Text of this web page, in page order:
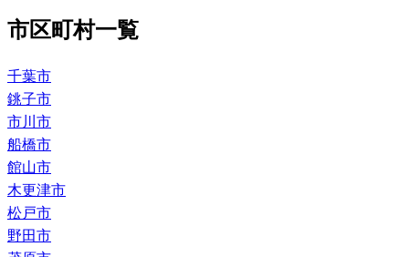
市区町村一覧
千葉市
銚子市
市川市
船橋市
館山市
木更津市
松戸市
野田市